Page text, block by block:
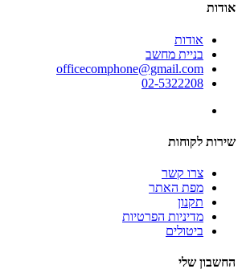
אודות
אודות
בניית מחשב
officecomphone@gmail.com
02-5322208
שירות לקוחות
צרו קשר
מפת האתר
תקנון
מדיניות הפרטיות
ביטולים
החשבון שלי